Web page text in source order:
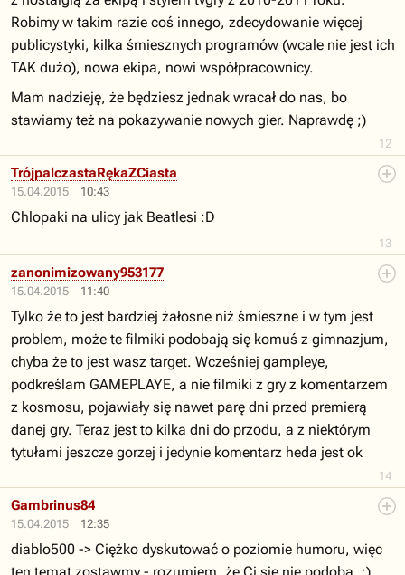
12
Robimy w takim razie coś innego, zdecydowanie więcej
publicystyki, kilka śmiesznych programów (wcale nie jest ich
TAK dużo), nowa ekipa, nowi współpracownicy.
Mam nadzieję, że będziesz jednak wracał do nas, bo
stawiamy też na pokazywanie nowych gier. Naprawdę ;)
15.04.2015 10:43
13
TrójpalczastaRękaZCiasta
Chlopaki na ulicy jak Beatlesi :D
15.04.2015 11:40
14
zanonimizowany953177
Tylko że to jest bardziej żałosne niż śmieszne i w tym jest
problem, może te filmiki podobają się komuś z gimnazjum,
chyba że to jest wasz target. Wcześniej gampleye,
podkreślam GAMEPLAYE, a nie filmiki z gry z komentarzem
z kosmosu, pojawiały się nawet parę dni przed premierą
danej gry. Teraz jest to kilka dni do przodu, a z niektórym
tytułami jeszcze gorzej i jedynie komentarz heda jest ok
15.04.2015 12:35
Gambrinus84
diablo500 -> Ciężko dyskutować o poziomie humoru, więc